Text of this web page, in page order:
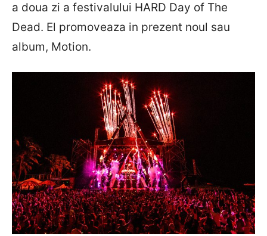
a doua zi a festivalului HARD Day of The
Dead. El promoveaza in prezent noul sau
album, Motion.